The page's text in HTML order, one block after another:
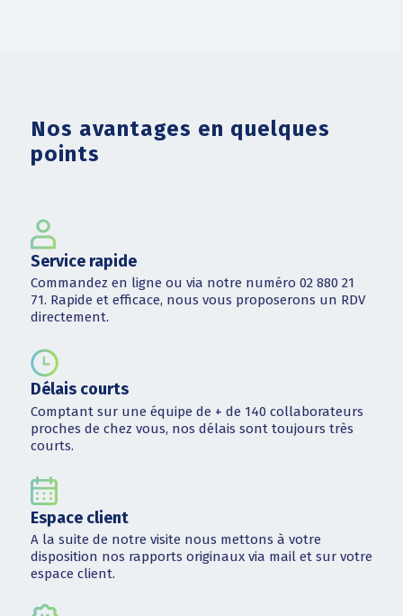
Nos avantages en quelques
points
Service rapide
Commandez en ligne ou via notre numéro 02 880 21
71. Rapide et efficace, nous vous proposerons un RDV
directement.
Délais courts
Comptant sur une équipe de + de 140 collaborateurs
proches de chez vous, nos délais sont toujours très
courts.
Espace client
A la suite de notre visite nous mettons à votre
disposition nos rapports originaux via mail et sur votre
espace client.